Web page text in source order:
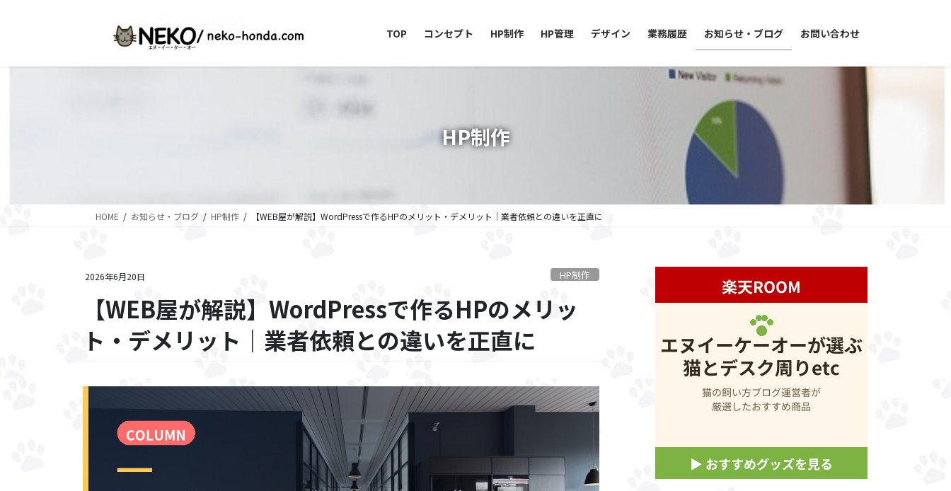
TOP コンセプト HP制作 HP管理 デザイン 業務履歴 お知らせ・ブログ お問い合わせ
HP制作
HOME お知らせ・ブログ HP制作 【WEB屋が解説】WordPressで作るHPのメリット・デメリット｜業者依頼との違いを正直に
2026年6月20日 HP制作
【WEB屋が解説】WordPressで作るHPのメリッ
ト・デメリット｜業者依頼との違いを正直に